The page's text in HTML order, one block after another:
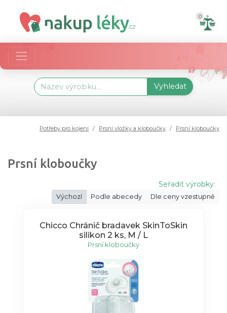
0
Vyhledat
Potřeby pro kojení Prsní vložky a kloboučky Prsní kloboučky
Prsní kloboučky
Seřadit výrobky:
Výchozí Podle abecedy Dle ceny vzestupně
Chicco Chránič bradavek SkinToSkin
silikon 2 ks, M / L
Prsní kloboučky